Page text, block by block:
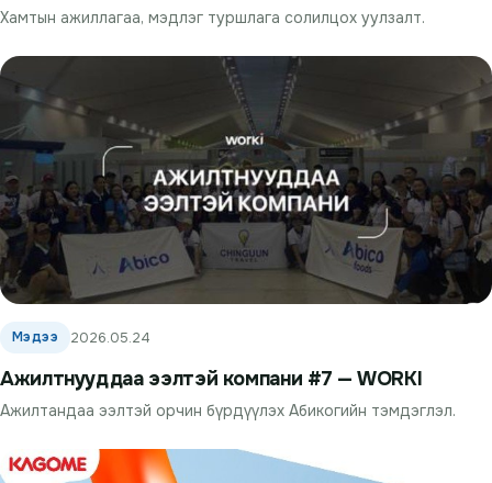
Хамтын ажиллагаа, мэдлэг туршлага солилцох уулзалт.
Мэдээ 2026.05.24
Ажилтнууддаа ээлтэй компани #7 — WORKI
Ажилтандаа ээлтэй орчин бүрдүүлэх Абикогийн тэмдэглэл.